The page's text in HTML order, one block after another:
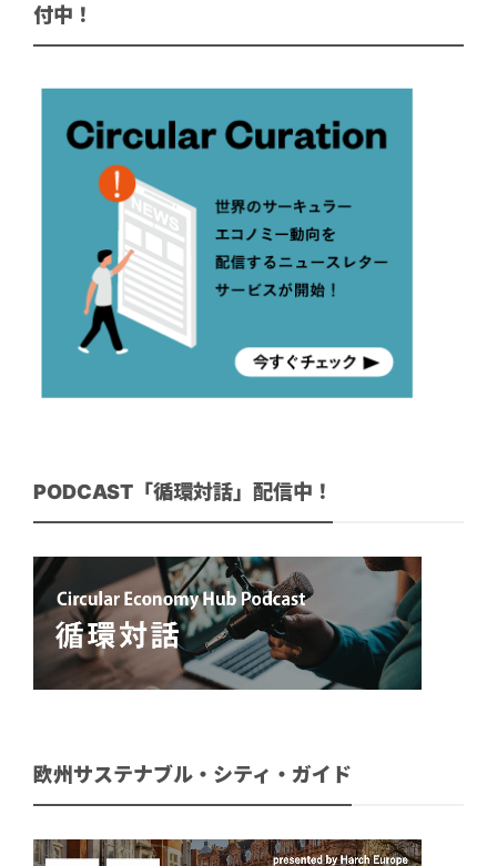
付中！
PODCAST「循環対話」配信中！
欧州サステナブル・シティ・ガイド